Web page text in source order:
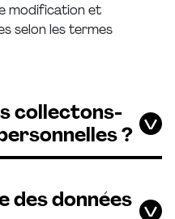
modification et
selon les termes
collectons-
?
des données